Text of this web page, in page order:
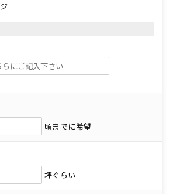
頃までに希望
坪ぐらい